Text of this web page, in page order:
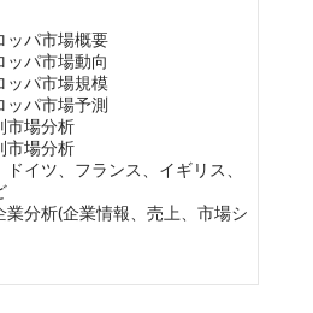
ッパ市場概要
ッパ市場動向
ッパ市場規模
ッパ市場予測
市場分析
市場分析
ドイツ、フランス、イギリス、
業分析(企業情報、売上、市場シ